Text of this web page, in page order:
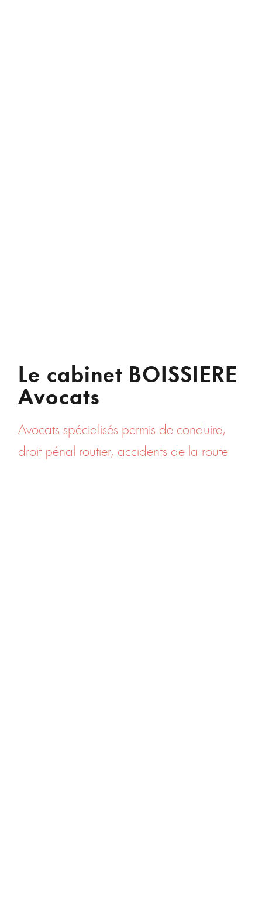
Le cabinet BOISSIERE
Avocats
Avocats spécialisés permis de conduire,
droit pénal routier, accidents de la route